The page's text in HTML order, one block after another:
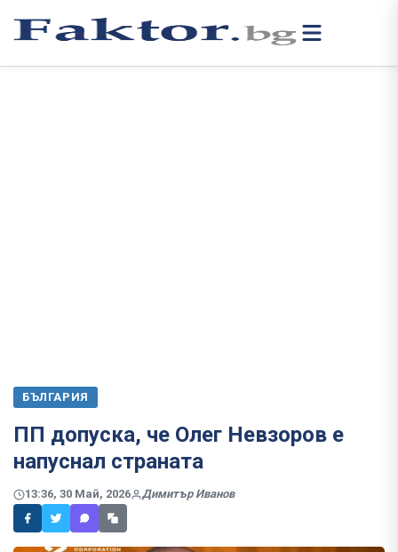
БЪЛГАРИЯ
ПП допуска, че Олег Невзоров е
напуснал страната
13:36, 30 Май, 2026 Димитър Иванов